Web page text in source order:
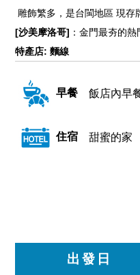
雕飾繁多，是台閩地區 現存
[沙美摩洛哥] ：金門最夯的
特產店: 麵線
早餐 飯店內早
住宿 甜蜜的家
出發日